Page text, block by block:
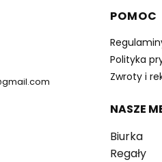
Linki
POMOC
Polityka
Zwroty i
NASZE
Biurka
Regały